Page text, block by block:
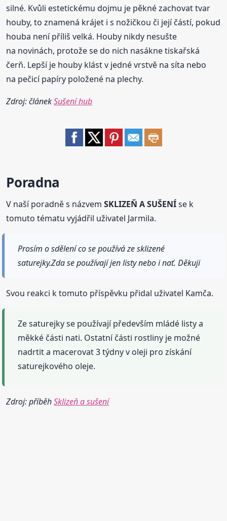
silné. Kvůli estetickému dojmu je pěkné zachovat tvar
houby, to znamená krájet i s nožičkou či její částí, pokud
houba není příliš velká. Houby nikdy nesušte
na novinách, protože se do nich nasákne tiskařská
čerň. Lepší je houby klást v jedné vrstvě na síta nebo
na pečicí papíry položené na plechy.
Zdroj: článekSušení hub
Poradna
V naší poradně s názvemSKLIZEŇ A SUŠENÍse k
tomuto tématu vyjádřil uživatel Jarmila.
Prosím o sdělení co se používá ze sklizené
saturejky.Zda se používají jen listy nebo i nať. Děkuji
Svou reakci k tomuto příspěvku přidal uživatel Kamča.
Ze saturejky se používají především mládé listy a
měkké části nati. Ostatní části rostliny je možné
nadrtit a macerovat 3 týdny v oleji pro získání
saturejkového oleje.
Zdroj: příběhSklizeň a sušení